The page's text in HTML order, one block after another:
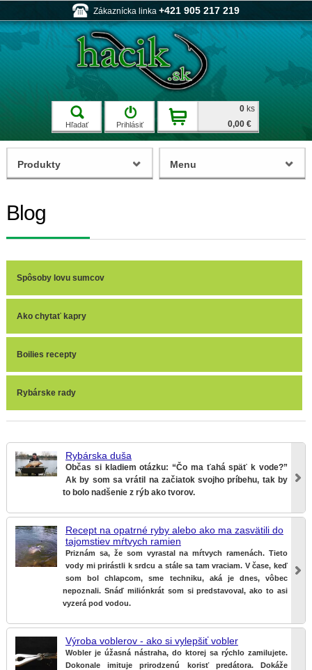
Zákaznícka linka +421 905 217 219
Hľadať Prihlásiť
0 ks
0,00 €
Blog
Spôsoby lovu sumcov
Ako chytať kapry
Boilies recepty
Rybárske rady
Rybárska duša
Občas si kladiem otázku: “Čo ma ťahá späť k vode?”
Ak by som sa vrátil na začiatok svojho príbehu, tak by
to bolo nadšenie z rýb ako tvorov.
Recept na opatrné ryby alebo ako ma zasvätili do
tajomstiev mŕtvych ramien
Priznám sa, že som vyrastal na mŕtvych ramenách. Tieto
vody mi prirástli k srdcu a stále sa tam vraciam. V čase, keď
som bol chlapcom, sme techniku, aká je dnes, vôbec
nepoznali. Snáď miliónkrát som si predstavoval, ako to asi
vyzerá pod vodou.
Výroba voblerov - ako si vylepšiť vobler
Wobler je úžasná nástraha, do ktorej sa rýchlo zamilujete.
Dokonale imituje prirodzenú korisť predátora. Dokáže
Produkty Menu